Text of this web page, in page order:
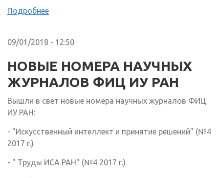
Подробнее
09/01/2018 - 12:50
НОВЫЕ НОМЕРА НАУЧНЫХ
ЖУРНАЛОВ ФИЦ ИУ РАН
Вышли в свет новые номера научных журналов ФИЦ
ИУ РАН:
- "Искусственный интеллект и принятие решений" (№4
2017 г.)
- " Труды ИСА РАН" (№4 2017 г.)